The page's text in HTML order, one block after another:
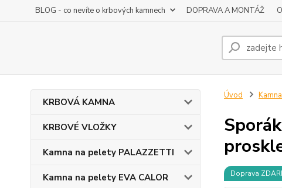
BLOG - co nevíte o krbových kamnech DOPRAVA A MONTÁŽ
KRBOVÁ KAMNA
KRBOVÉ VLOŽKY
Kamna na pelety PALAZZETTI
Kamna na pelety EVA CALOR
Úvod
Doprava